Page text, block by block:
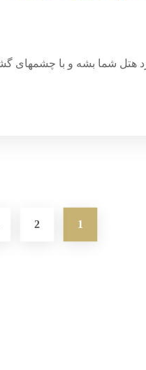
هتل شما بشه و با چشمهای
1
2